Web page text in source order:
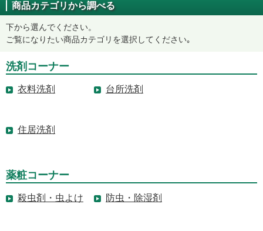
商品カテゴリから調べる
下から選んでください。
ご覧になりたい商品カテゴリを選択してください｡
洗剤コーナー
衣料洗剤 台所洗剤
住居洗剤
薬粧コーナー
殺虫剤・虫よけ 防虫・除湿剤